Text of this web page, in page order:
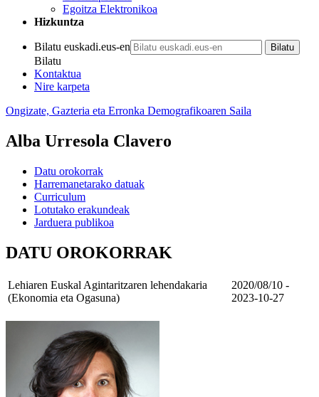
Egoitza Elektronikoa
Hizkuntza
Bilatu euskadi.eus-en
Bilatu
Kontaktua
Nire karpeta
Ongizate, Gazteria eta Erronka Demografikoaren Saila
Alba Urresola Clavero
Datu orokorrak
Harremanetarako datuak
Curriculum
Lotutako erakundeak
Jarduera publikoa
DATU OROKORRAK
Lehiaren Euskal Agintaritzaren lehendakaria
(Ekonomia eta Ogasuna)
2020/08/10 -
2023-10-27